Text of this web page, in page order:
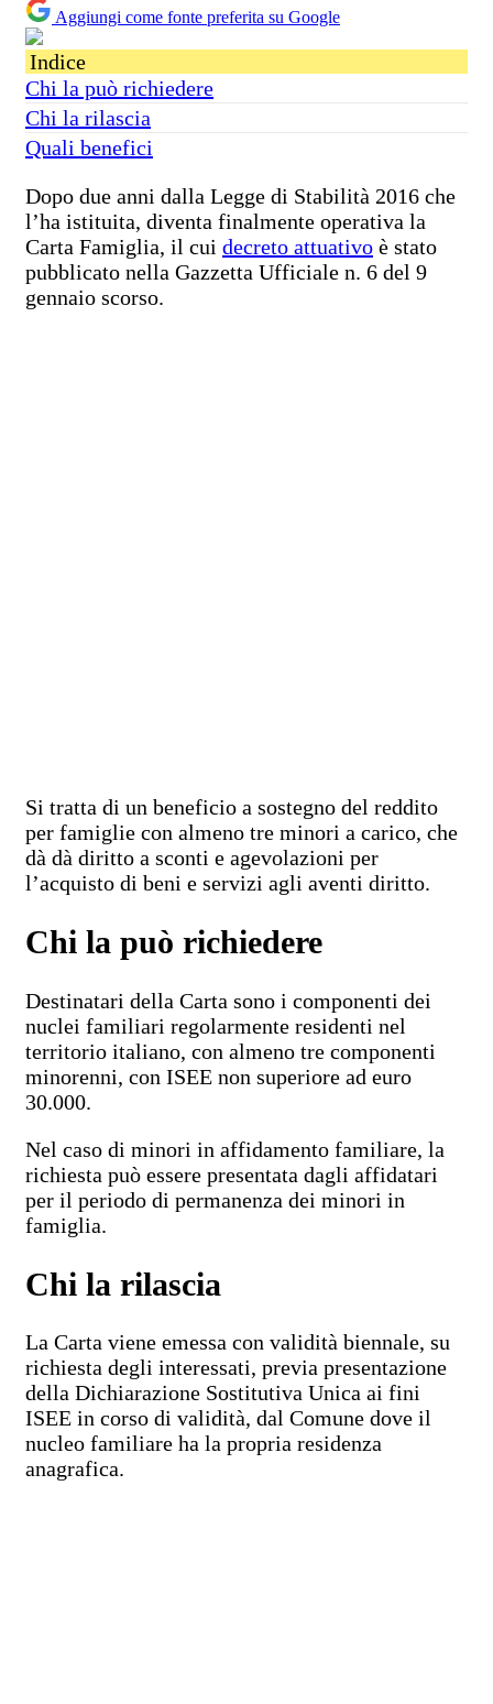
Aggiungi come fonte preferita su Google
Indice
Chi la può richiedere
Chi la rilascia
Quali benefici
Dopo due anni dalla Legge di Stabilità 2016 che
l’ha istituita, diventa finalmente operativa la
Carta Famiglia, il cui decreto attuativo è stato
pubblicato nella Gazzetta Ufficiale n. 6 del 9
gennaio scorso.
Si tratta di un beneficio a sostegno del reddito
per famiglie con almeno tre minori a carico, che
dà dà diritto a sconti e agevolazioni per
l’acquisto di beni e servizi agli aventi diritto.
Chi la può richiedere
Destinatari della Carta sono i componenti dei
nuclei familiari regolarmente residenti nel
territorio italiano, con almeno tre componenti
minorenni, con ISEE non superiore ad euro
30.000.
Nel caso di minori in affidamento familiare, la
richiesta può essere presentata dagli affidatari
per il periodo di permanenza dei minori in
famiglia.
Chi la rilascia
La Carta viene emessa con validità biennale, su
richiesta degli interessati, previa presentazione
della Dichiarazione Sostitutiva Unica ai fini
ISEE in corso di validità, dal Comune dove il
nucleo familiare ha la propria residenza
anagrafica.